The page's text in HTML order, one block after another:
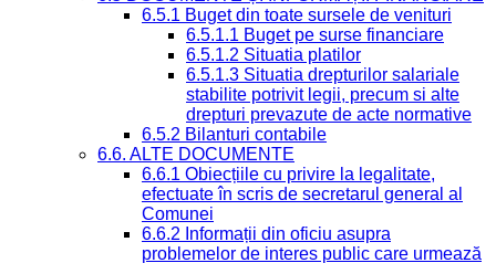
6.5.1 Buget din toate sursele de venituri
6.5.1.1 Buget pe surse financiare
6.5.1.2 Situatia platilor
6.5.1.3 Situatia drepturilor salariale
stabilite potrivit legii, precum si alte
drepturi prevazute de acte normative
6.5.2 Bilanturi contabile
6.6. ALTE DOCUMENTE
6.6.1 Obiecțiile cu privire la legalitate,
efectuate în scris de secretarul general al
Comunei
6.6.2 Informații din oficiu asupra
problemelor de interes public care urmează